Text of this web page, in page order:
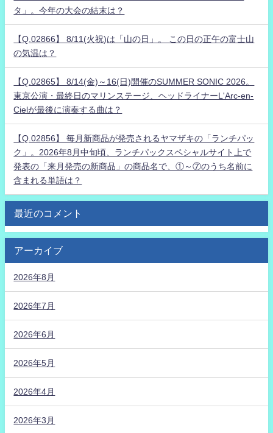
タ」。今年の大会の結末は？
【Q.02866】 8/11(火祝)は「山の日」。 この日の正午の富士山
の気温は？
【Q.02865】 8/14(金)～16(日)開催のSUMMER SONIC 2026。
東京公演・最終日のマリンステージ、ヘッドライナーL'Arc-en-
Cielが最後に演奏する曲は？
【Q.02856】 毎月新商品が発売されるヤマザキの「ランチパッ
ク」。2026年8月中旬頃、ランチパックスペシャルサイト上で
発表の「来月発売の新商品」の商品名で、①～⑦のうち名前に
含まれる単語は？
最近のコメント
アーカイブ
2026年8月
2026年7月
2026年6月
2026年5月
2026年4月
2026年3月